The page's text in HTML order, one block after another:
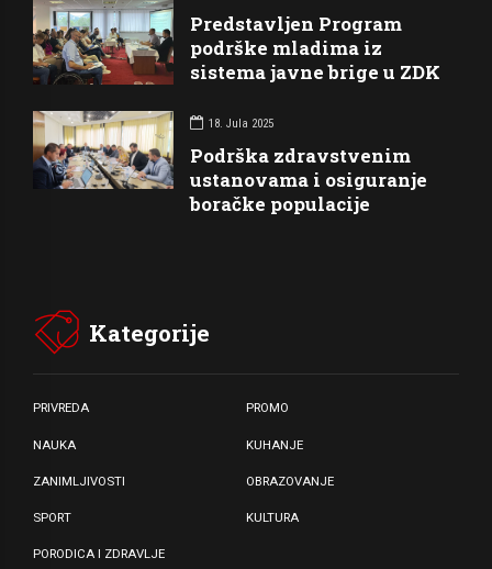
Predstavljen Program
podrške mladima iz
sistema javne brige u ZDK
18. Jula 2025
Podrška zdravstvenim
ustanovama i osiguranje
boračke populacije
Kategorije
PRIVREDA PROMO
NAUKA KUHANJE
ZANIMLJIVOSTI OBRAZOVANJE
SPORT KULTURA
PORODICA I ZDRAVLJE